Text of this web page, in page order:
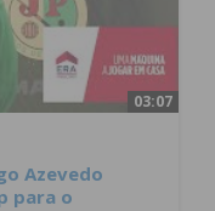
03:07
Azevedo
para o